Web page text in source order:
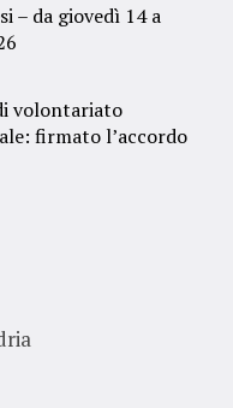
– da giovedì 14 a
volontariato
firmato l’accordo